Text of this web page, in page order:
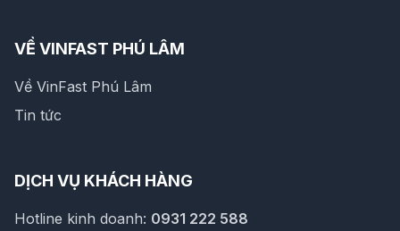
VỀ VINFAST PHÚ LÂM
Về VinFast Phú Lâm
Tin tức
DỊCH VỤ KHÁCH HÀNG
Hotline kinh doanh: 0931 222 588